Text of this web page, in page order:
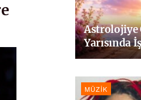
Astrolojiye
Yarısında
MÜZIK